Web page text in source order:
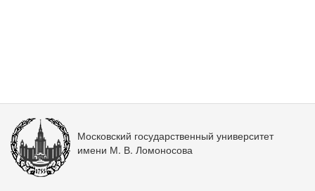
Московский государственный университет
имени М. В. Ломоносова